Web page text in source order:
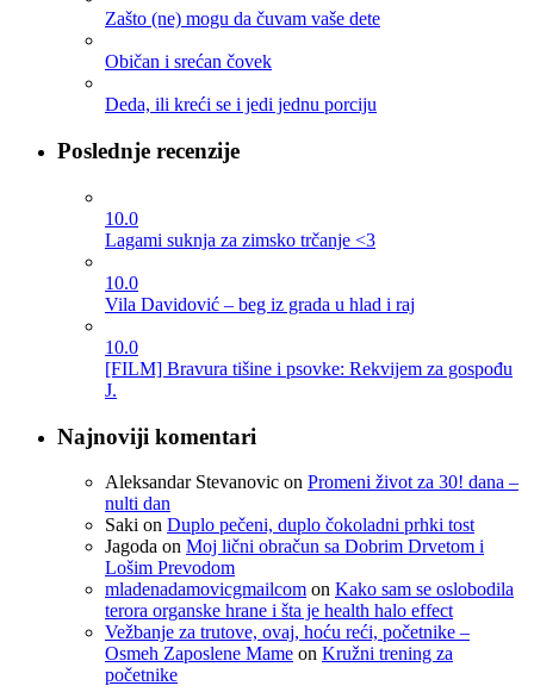
Zašto (ne) mogu da čuvam vaše dete
Običan i srećan čovek
Deda, ili kreći se i jedi jednu porciju
Poslednje recenzije
10.0
Lagami suknja za zimsko trčanje <3
10.0
Vila Davidović – beg iz grada u hlad i raj
10.0
[FILM] Bravura tišine i psovke: Rekvijem za gospođu
J.
Najnoviji komentari
Aleksandar Stevanovic on Promeni život za 30! dana –
nulti dan
Saki on Duplo pečeni, duplo čokoladni prhki tost
Jagoda on Moj lični obračun sa Dobrim Drvetom i
Lošim Prevodom
mladenadamovicgmailcom on Kako sam se oslobodila
terora organske hrane i šta je health halo effect
Vežbanje za trutove, ovaj, hoću reći, početnike –
Osmeh Zaposlene Mame on Kružni trening za
početnike